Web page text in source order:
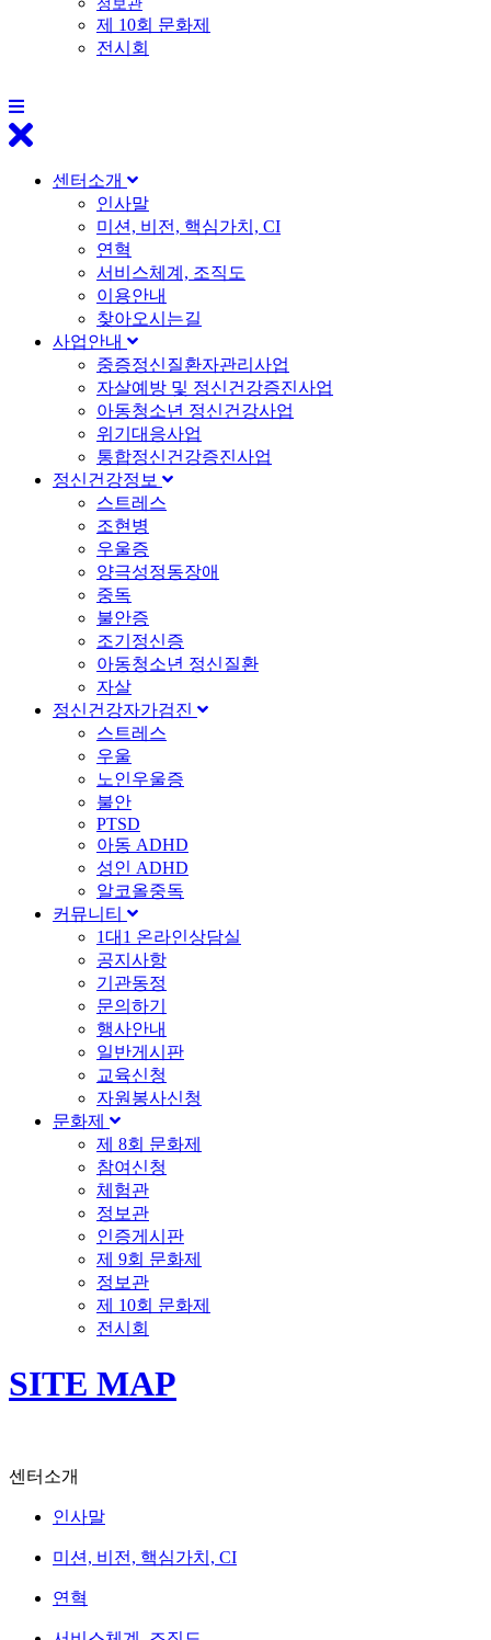
정보관
제 10회 문화제
전시회
센터소개
인사말
미션, 비전, 핵심가치, CI
연혁
서비스체계, 조직도
이용안내
찾아오시는길
사업안내
중증정신질환자관리사업
자살예방 및 정신건강증진사업
아동청소년 정신건강사업
위기대응사업
통합정신건강증진사업
정신건강정보
스트레스
조현병
우울증
양극성정동장애
중독
불안증
조기정신증
아동청소년 정신질환
자살
정신건강자가검진
스트레스
우울
노인우울증
불안
PTSD
아동 ADHD
성인 ADHD
알코올중독
커뮤니티
1대1 온라인상담실
공지사항
기관동정
문의하기
행사안내
일반게시판
교육신청
자원봉사신청
문화제
제 8회 문화제
참여신청
체험관
정보관
인증게시판
제 9회 문화제
정보관
제 10회 문화제
전시회
SITE MAP
센터소개
인사말
미션, 비전, 핵심가치, CI
연혁